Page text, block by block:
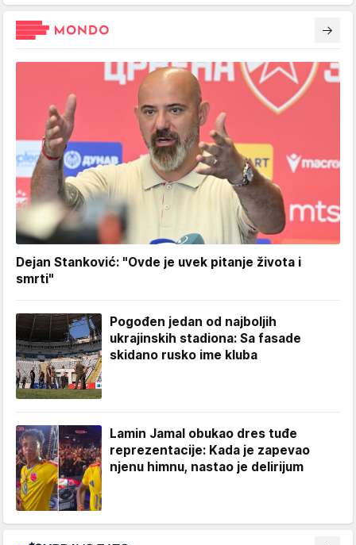
Dejan Stanković: "Ovde je uvek pitanje života i
smrti"
Pogođen jedan od najboljih
ukrajinskih stadiona: Sa fasade
skidano rusko ime kluba
Lamin Jamal obukao dres tuđe
reprezentacije: Kada je zapevao
njenu himnu, nastao je delirijum